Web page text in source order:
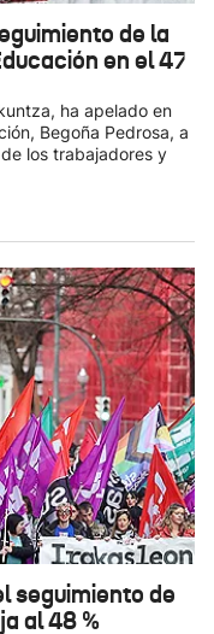
de la
en el 47
ha apelado en
Begoña Pedrosa, a
los trabajadores y
seguimiento de
al 48 %